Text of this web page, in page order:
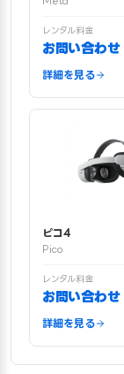
レンタル料金
お問い合わせ
詳細を見る
ピコ4
Pico
レンタル料金
お問い合わせ
詳細を見る